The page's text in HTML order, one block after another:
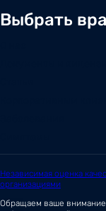
Выбрать
Независимая оценка
организациями
Обращаем ваше внимание